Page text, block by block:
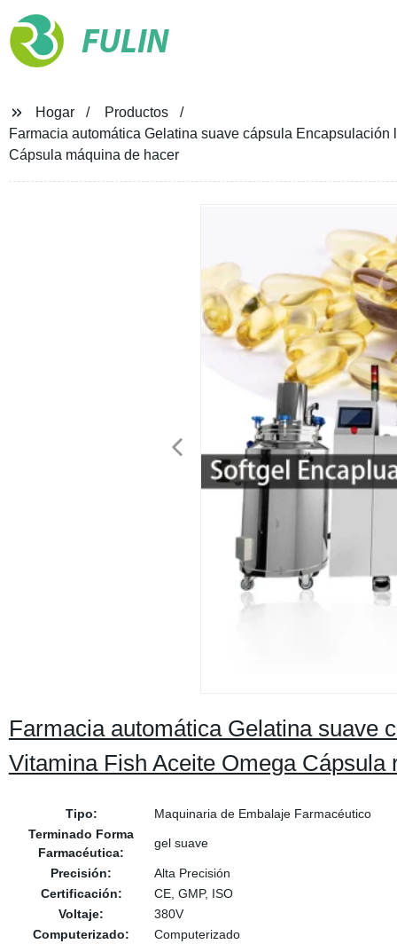
FULIN
Hogar
Productos
Farmacia automática Gelatina suave cápsula
Cápsula máquina de hacer
Farmacia automática Gelatina suave
Vitamina Fish Aceite Omega
Tipo:
Maquinaria de Embalaje Farmacéutico
Terminado Forma
Farmacéutica:
gel suave
Precisión:
Alta Precisión
Certificación:
CE, GMP, ISO
Voltaje:
380V
Computerizado:
Computerizado